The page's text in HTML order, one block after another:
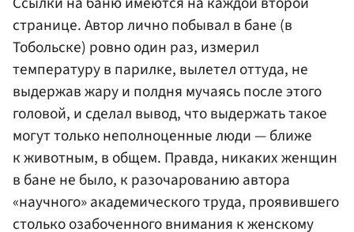
странице. Автор лично побывал в бане (в
Тобольске) ровно один раз, измерил
температуру в парилке, вылетел оттуда, не
выдержав жару и полдня мучаясь после этого
головой, и сделал вывод, что выдержать такое
могут только неполноценные люди — ближе
к животным, в общем. Правда, никаких женщин
в бане не было, к разочарованию автора
«научного» академического труда, проявившего
столько озабоченного внимания к женскому